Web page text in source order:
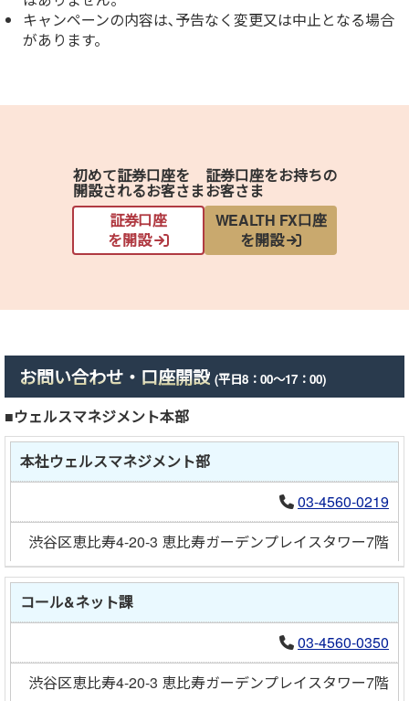
キャンペーンの内容は､予告なく変更又は中止となる場合
があります。
初めて証券口座を
開設されるお客さま
証券口座
を開設
証券口座をお持ちの
お客さま
WEALTH FX口座
を開設
お問い合わせ・口座開設 (平日8：00～17：00)
■ウェルスマネジメント本部
本社ウェルスマネジメント部
03-4560-0219
渋谷区恵比寿4-20-3 恵比寿ガーデンプレイスタワー7階
コール&ネット課
03-4560-0350
渋谷区恵比寿4-20-3 恵比寿ガーデンプレイスタワー7階